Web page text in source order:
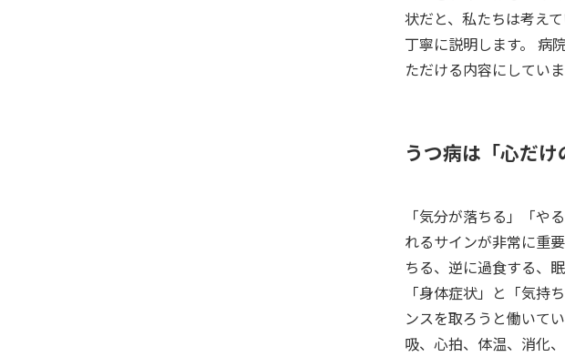
状だと、私たちは考え
丁寧に説明します。 病
ただける内容にしてい
うつ病は「心だ
「気分が落ちる」「や
れるサインが非常に重
ちる、逆に過食する、
「身体症状」と「気持
ンスを取ろうと働いて
吸、心拍、体温、消化